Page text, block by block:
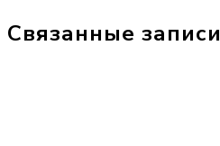
Связанные записи